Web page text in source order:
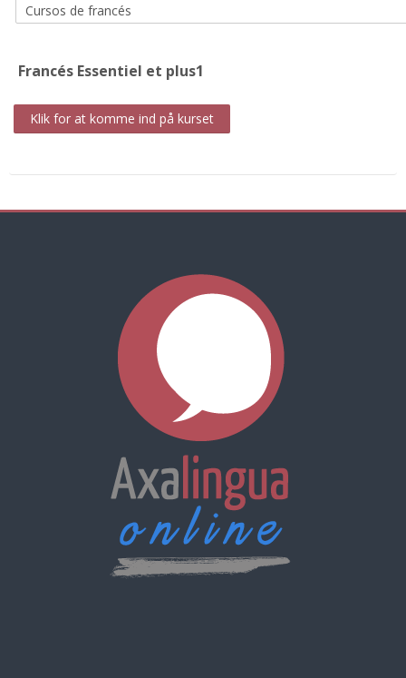
Dansk ‎(da)‎
Francés Essentiel et plus1
Klik for at komme ind på kurset